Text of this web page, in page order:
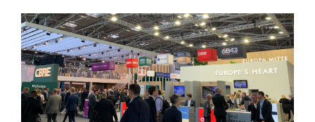
de
nuestros
productos